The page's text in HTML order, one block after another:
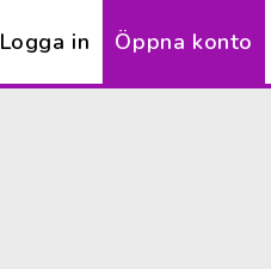
Logga in Öppna konto